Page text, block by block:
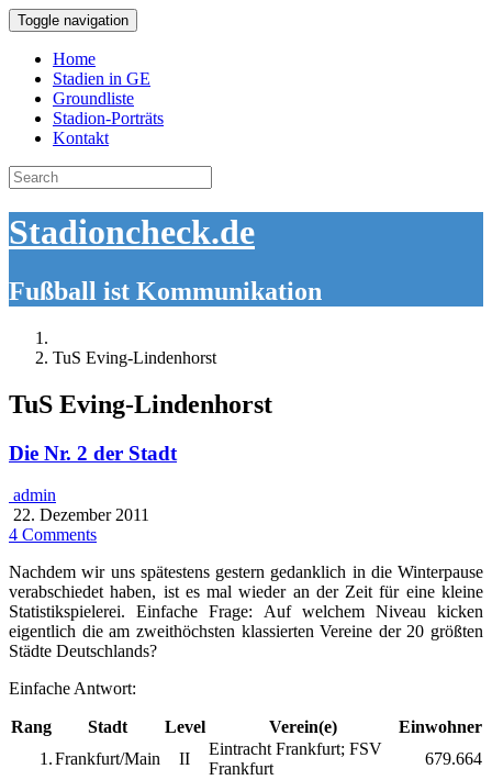
Toggle navigation
Home
Stadien in GE
Groundliste
Stadion-Porträts
Kontakt
Search
for:
Stadioncheck.de
Fußball ist Kommunikation
TuS Eving-Lindenhorst
TuS Eving-Lindenhorst
Die Nr. 2 der Stadt
admin
22. Dezember 2011
4 Comments
Nachdem wir uns spätestens gestern gedanklich in die Winterpause
verabschiedet haben, ist es mal wieder an der Zeit für eine kleine
Statistikspielerei. Einfache Frage: Auf welchem Niveau kicken
eigentlich die am zweithöchsten klassierten Vereine der 20 größten
Städte Deutschlands?
Einfache Antwort:
Rang Stadt Level Verein(e)
Einwohner
1.Frankfurt/Main II
Eintracht Frankfurt; FSV
Frankfurt
679.664